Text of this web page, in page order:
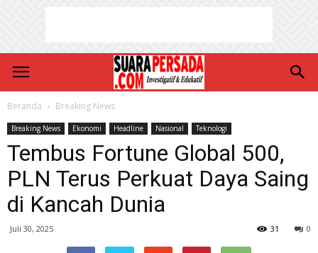
Beranda Breaking News
Breaking News Ekonomi Headline Nasional Teknologi
Tembus Fortune Global 500,
PLN Terus Perkuat Daya Saing
di Kancah Dunia
Juli 30, 2025 0
31